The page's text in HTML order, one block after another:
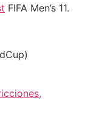
FIFA Men’s 11.